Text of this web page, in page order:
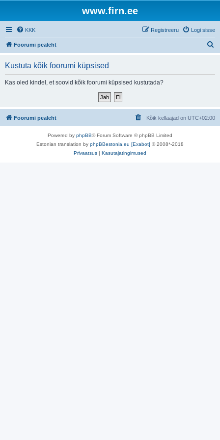
www.firn.ee
KKK Logi sisse
Registreeru
Foorumi pealeht
Kustuta kõik foorumi küpsised
Kas oled kindel, et soovid kõik foorumi küpsised kustutada?
Foorumi pealeht Kõik kellaajad on UTC+02:00
Powered by phpBB® Forum Software © phpBB Limited
Estonian translation by phpBBestonia.eu [Exabot] © 2008*-2018
Privaatsus | Kasutajatingimused